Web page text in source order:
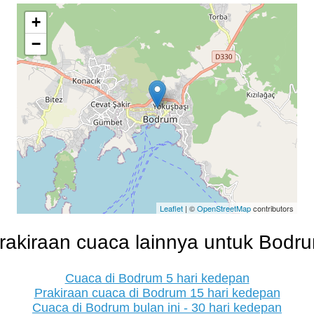
+
−
Leaflet | ©OpenStreetMapcontributors
cuaca lainnya untuk
Cuaca di Bodrum 5 hari kedepan
Prakiraan cuaca di Bodrum 15 hari kedepan
Cuaca di Bodrum bulan ini - 30 hari kedepan